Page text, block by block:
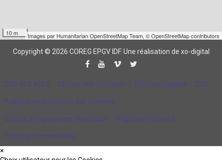
10 m Images par Humanitarian OpenStreetMap Team, © OpenStreetMap contributors
Copyright © 2026 COREG EPGV IDF. Une réalisation de xo-digital
CQP ALS AGEE Choisir une formation Mentions légales CGV
Politique de protection des données
Contrat d'engagement républicain Règlement intérieur
Politique d’accessibilité
×